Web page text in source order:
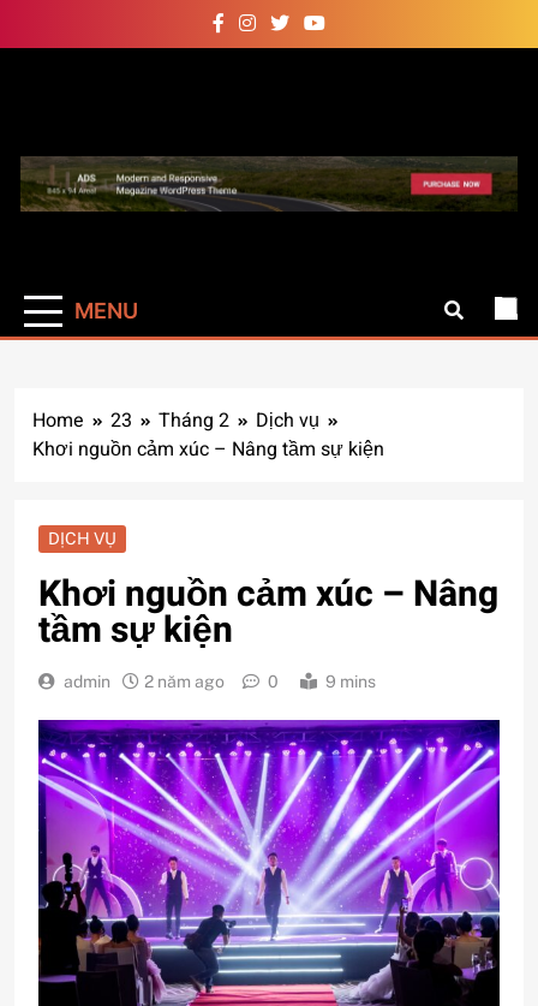
to
Auto Pro
hơn
MENU
Home 23 Tháng 2
Dịch vụ
Khơi nguồn cảm xúc – Nâng tầm sự kiện
DỊCH VỤ
Khơi nguồn cảm xúc – Nâng
tầm sự kiện
admin 2 năm ago 0 9 mins